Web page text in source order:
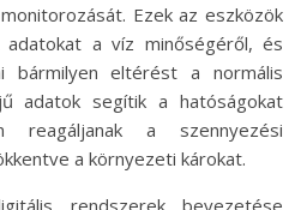
Ezek az eszközök
adatokat a víz minőségéről, és
bármilyen eltérést a normális
adatok segítik a hatóságokat
reagáljanak a szennyezési
a környezeti károkat.
rendszerek bevezetése